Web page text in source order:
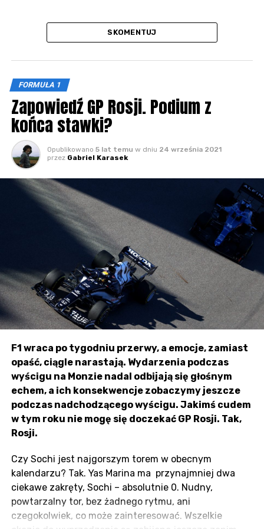
SKOMENTUJ
FORMUŁA 1
Zapowiedź GP Rosji. Podium z
końca stawki?
Opublikowano 5 lat temu w dniu 24 września 2021
przez Gabriel Karasek
F1 wraca po tygodniu przerwy, a emocje, zamiast
opaść, ciągle narastają. Wydarzenia podczas
wyścigu na Monzie nadal odbijają się głośnym
echem, a ich konsekwencje zobaczymy jeszcze
podczas nadchodzącego wyścigu. Jakimś cudem
w tym roku nie mogę się doczekać GP Rosji. Tak,
Rosji.
Czy Sochi jest najgorszym torem w obecnym
kalendarzu? Tak. Yas Marina ma przynajmniej dwa
ciekawe zakręty, Sochi – absolutnie 0. Nudny,
powtarzalny tor, bez żadnego rytmu, ani
czegokolwiek, co może zainteresować. Wszelkie